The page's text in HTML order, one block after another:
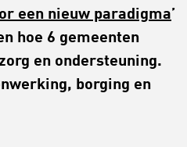
een nieuw paradigma’
hoe 6 gemeenten
en ondersteuning.
borging en